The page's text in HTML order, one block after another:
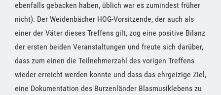
ebenfalls gebacken haben, üblich war es zumindest früher
nicht). Der Weidenbächer HOG-Vorsitzende, der auch als
einer der Väter dieses Treffens gilt, zog eine positive Bilanz
der ersten beiden Veranstaltungen und freute sich darüber,
dass zum einen die Teilnehmerzahl des vorigen Treffens
wieder erreicht werden konnte und dass das ehrgeizige Ziel,
eine Dokumentation des Burzenländer Blasmusiklebens zu